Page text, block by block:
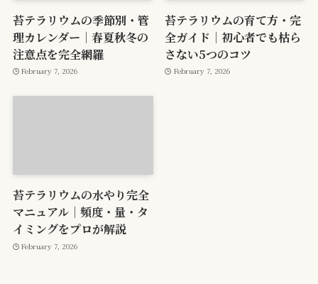
苔テラリウムの季節別・管
理カレンダー｜春夏秋冬の
注意点を完全網羅
February 7, 2026
苔テラリウムの育て方・完
全ガイド｜初心者でも枯ら
さない5つのコツ
February 7, 2026
苔テラリウムの水やり完全
マニュアル｜頻度・量・タ
イミングをプロが解説
February 7, 2026